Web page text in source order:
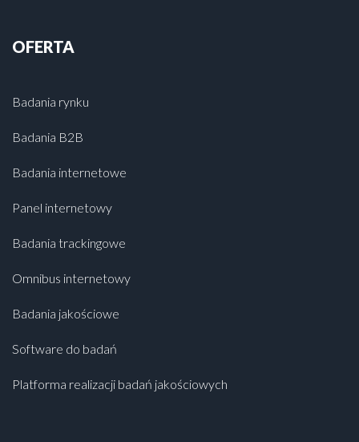
OFERTA
Badania rynku
Badania B2B
Badania internetowe
Panel internetowy
Badania trackingowe
Omnibus internetowy
Badania jakościowe
Software do badań
Platforma realizacji badań jakościowych